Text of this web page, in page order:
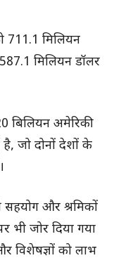
711.1 मिलियन
मिलियन डॉलर
बिलियन अमेरिकी
है, जो दोनों देशों के
और श्रमिकों
भी जोर दिया गया
विशेषज्ञों को लाभ